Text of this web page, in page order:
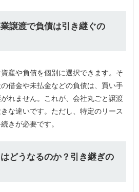
譲渡で負債は引き継ぐの
産や負債を個別に選択できます。そ
借金や未払金などの負債は、買い手
れません。これが、会社丸ごと譲渡
な違いです。ただし、特定のリース
きが必要です。
どうなるのか？引き継ぎの